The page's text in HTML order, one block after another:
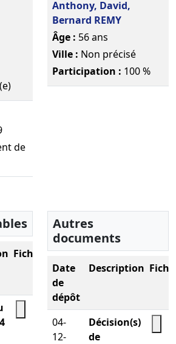
de
Anthony, David,
Bernard REMY
Âge : 56 ans
Ville : Non précisé
Participation : 100 %
Fichier
Télécharger le PDF
Autres
documents
Date
de
dépôt
Description
04-
12-
Décision(s)
de